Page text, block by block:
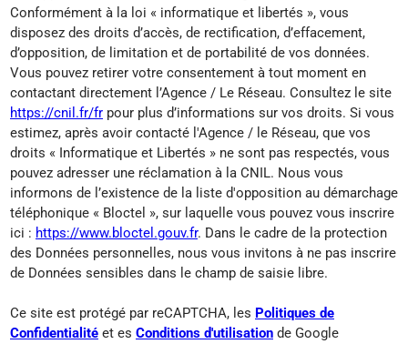
Conformément à la loi « informatique et libertés », vous
disposez des droits d’accès, de rectification, d’effacement,
d’opposition, de limitation et de portabilité de vos données.
Vous pouvez retirer votre consentement à tout moment en
contactant directement l’Agence / Le Réseau. Consultez le site
https://cnil.fr/fr pour plus d’informations sur vos droits. Si vous
estimez, après avoir contacté l'Agence / le Réseau, que vos
droits « Informatique et Libertés » ne sont pas respectés, vous
pouvez adresser une réclamation à la CNIL. Nous vous
informons de l’existence de la liste d'opposition au démarchage
téléphonique « Bloctel », sur laquelle vous pouvez vous inscrire
ici : https://www.bloctel.gouv.fr. Dans le cadre de la protection
des Données personnelles, nous vous invitons à ne pas inscrire
de Données sensibles dans le champ de saisie libre.
Ce site est protégé par reCAPTCHA, les Politiques de
Confidentialité et es Conditions d'utilisation de Google